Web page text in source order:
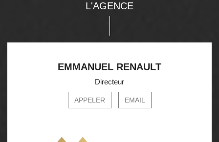
L'AGENCE
EMMANUEL RENAULT
Directeur
APPELER EMAIL